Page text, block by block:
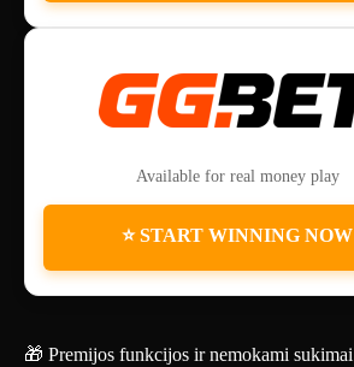
Available for real money play
⭐ START WINNING NOW
🎁 Premijos funkcijos ir nemokami sukimai